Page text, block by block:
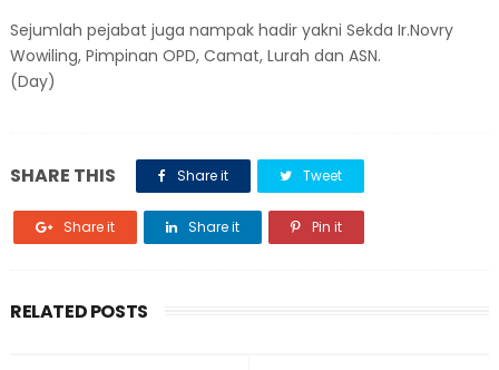
Sejumlah pejabat juga nampak hadir yakni Sekda Ir.Novry
Wowiling, Pimpinan OPD, Camat, Lurah dan ASN.
(Day)
SHARE THIS Share it Tweet
Share it Share it Pin it
RELATED POSTS